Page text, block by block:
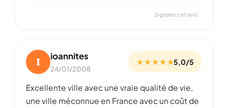
Signaler cet avis
I ioannites
24/01/2008
★ ★ ★ ★ ★5,0/5
Excellente ville avec une vraie qualité de vie,
une ville méconnue en France avec un coût de